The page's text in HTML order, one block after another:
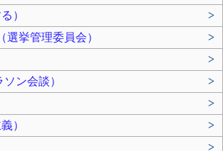
）
>
選挙管理委員会）
>
>
ン会談）
>
>
）
>
>